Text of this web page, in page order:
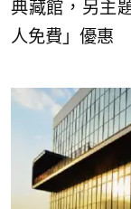
典藏館，另主
人免費」優惠